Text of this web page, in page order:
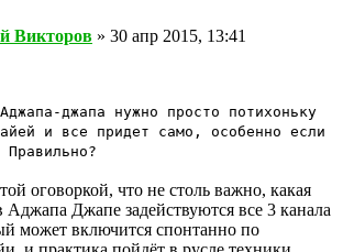
Викторов » 30 апр 2015, 13:41
джапа нужно просто потихоньку
и все придет само, особенно если
оговоркой, что не столь важно, какая
Аджапа Джапе задействуются все 3 канала
может включится спонтанно по